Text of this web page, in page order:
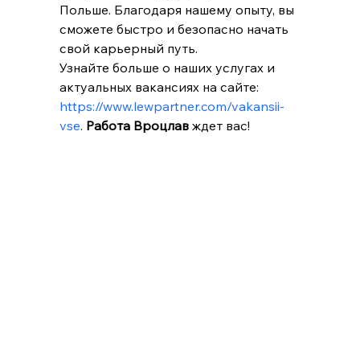
Польше. Благодаря нашему опыту, вы
сможете быстро и безопасно начать
свой карьерный путь.
Узнайте больше о наших услугах и
актуальных вакансиях на сайте:
https://www.lewpartner.com/vakansii-
vse. Работа Вроцлав ждет вас!